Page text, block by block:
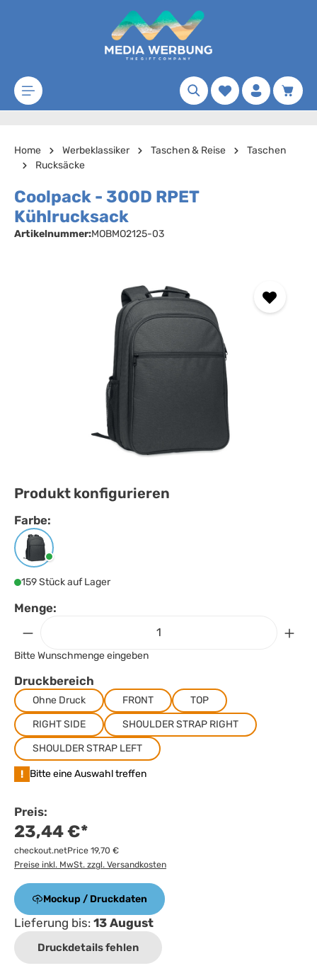
Zum Hauptinhalt springen
Merkzettel
Home Werbeklassiker Taschen & Reise
Taschen
Rucksäcke
Coolpack - 300D RPET
Kühlrucksack
Artikelnummer:MOBMO2125-03
Produkt konfigurieren
Farbe:
Farbeauswählen
Schwarz
159 Stück auf Lager
Menge:
Bitte Wunschmenge eingeben
Druckbereich
Ohne Druck FRONT
TOP
RIGHT SIDE
SHOULDER STRAP RIGHT
SHOULDER STRAP LEFT
! Bitte eine Auswahl treffen
Preis:
23,44 €*
checkout.netPrice 19,70 €
Preise inkl. MwSt. zzgl. Versandkosten
Mockup / Druckdaten
Lieferung bis: 13 August
Druckdetails fehlen